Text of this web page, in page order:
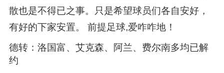
散也是不得已之事。只是希望球员们各自安好，
有好的下家安置。 前提足球,爱咋咋地！
德转：洛国富、艾克森、阿兰、费尔南多均已解
约